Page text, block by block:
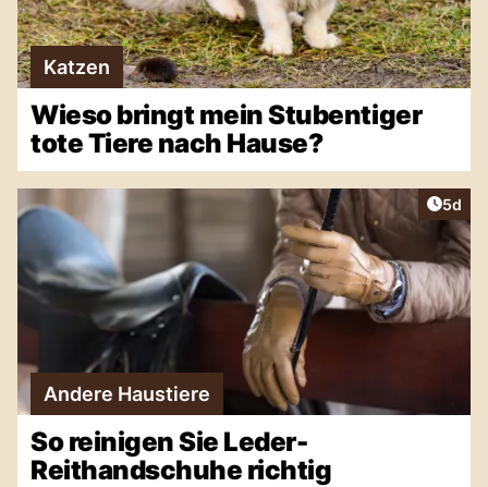
Katzen
Wieso bringt mein Stubentiger
tote Tiere nach Hause?
5d
Andere Haustiere
So reinigen Sie Leder-
Reithandschuhe richtig